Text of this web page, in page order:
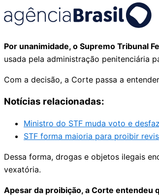
Por unanimidade, o Supremo Tribunal
usada pela administração penitenciária
Com a decisão, a Corte passa a
Notícias relacionadas:
Ministro do STF muda voto e
STF forma maioria para proibir
Dessa forma, drogas e objetos ilegais
vexatória.
Apesar da proibição, a Corte entendeu